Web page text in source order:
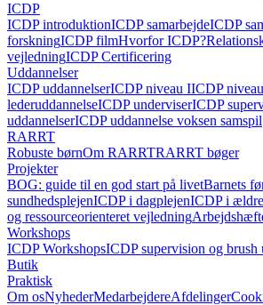
ICDP
ICDP introduktionICDP samarbejdeICDP
forskningICDP filmHvorfor ICDP?
vejledningICDP Certificering
Uddannelser
ICDP uddannelserICDP niveau IICDP
lederuddannelseICDP underviserICDP
uddannelserICDP uddannelse voksen samspil
RARRT
Robuste børnOm RARRTRARRT bøger
Projekter
BOG: guide til en god start på livetBarnets
sundhedsplejenICDP i dagplejenICDP i
og ressourceorienteret vejledning
Workshops
ICDP WorkshopsICDP supervision og brush
Butik
Praktisk
Om osNyhederMedarbejdereAfdelinger